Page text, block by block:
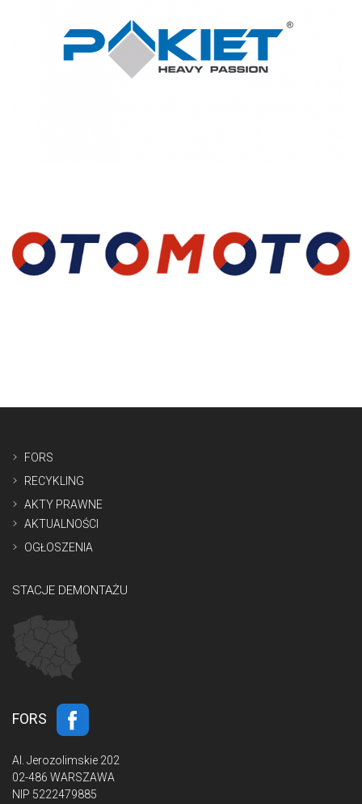
FORS
RECYKLING
AKTY PRAWNE
AKTUALNOŚCI
OGŁOSZENIA
STACJE DEMONTAŻU
FORS
Al. Jerozolimskie 202
02-486 WARSZAWA
NIP 5222479885